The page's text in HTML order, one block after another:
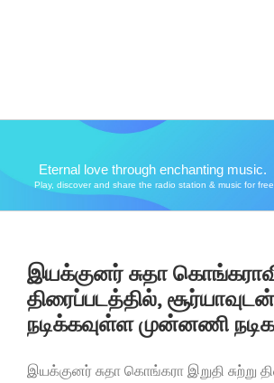
Eternal love through enchanting music.
Play, discover and share the radio station & music for free.
இயக்குனர் சுதா
திரைப்படத்தில், சூர்யாவுடன்
நடிக்கவுள்ள முன்னணி
இயக்குனர் சுதா கொங்கரா இறுதி சுற்று